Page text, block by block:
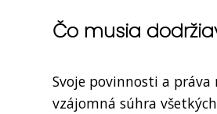
Čo musia
Svoje povinnosti a
vzájomná súhra